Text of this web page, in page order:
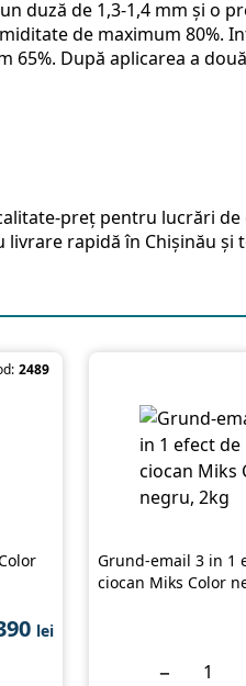
duză de 1,3-1,4 mm și o
de maximum 80%.
După aplicarea a
preț pentru lucrări
rapidă în Chișinău și
2489
lei
Grund-email 3 in 1
ciocan Miks Color
−